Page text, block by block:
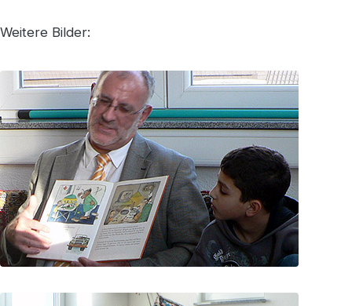
Weitere Bilder: